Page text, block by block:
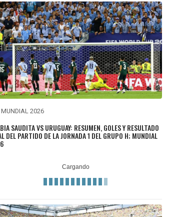
MUNDIAL 2026
SAUDITA VS URUGUAY: RESUMEN, GOLES Y RESULTADO
DEL PARTIDO DE LA JORNADA 1 DEL GRUPO H; MUNDIAL